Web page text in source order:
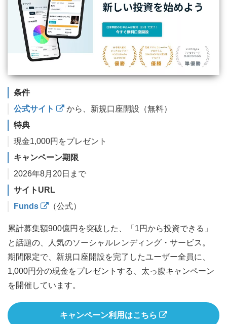
条件
公式サイト
から、新規口座開設（無料）
特典
現金1,000円をプレゼント
キャンペーン期限
2026年8月20日まで
サイトURL
Funds
（公式）
累計募集額900億円を突破した、「1円から投資できる」
と話題の、人気のソーシャルレンディング・サービス。
期間限定で、新規口座開設を完了したユーザー全員に、
1,000円分の現金をプレゼントする、太っ腹キャンペーン
を開催しています。
キャンペーン利用はこちら